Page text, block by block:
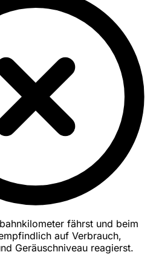
fährst und beim
auf Verbrauch,
Geräuschniveau reagierst.